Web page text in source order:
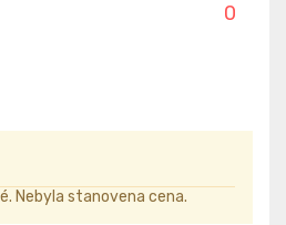
0
Nebyla stanovena cena.